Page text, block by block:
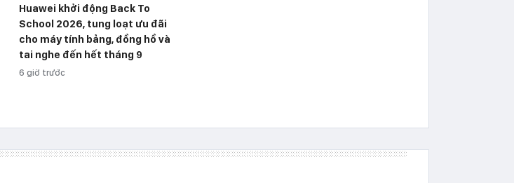
Huawei khởi động Back To
School 2026, tung loạt ưu đãi
cho máy tính bảng, đồng hồ và
tai nghe đến hết tháng 9
6 giờ trước